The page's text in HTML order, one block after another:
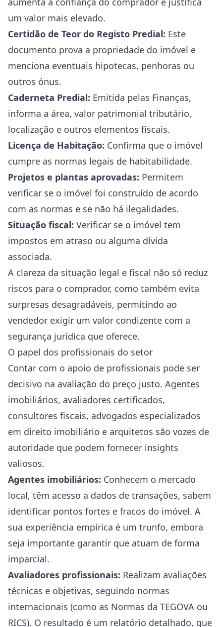
um valor mais elevado.
Certidão de Teor do Registo Predial: Este
documento prova a propriedade do imóvel e
menciona eventuais hipotecas, penhoras ou
outros ónus.
Caderneta Predial: Emitida pelas Finanças,
informa a área, valor patrimonial tributário,
localização e outros elementos fiscais.
Licença de Habitação: Confirma que o imóvel
cumpre as normas legais de habitabilidade.
Projetos e plantas aprovadas: Permitem
verificar se o imóvel foi construído de acordo
com as normas e se não há ilegalidades.
Situação fiscal: Verificar se o imóvel tem
impostos em atraso ou alguma dívida
associada.
A clareza da situação legal e fiscal não só reduz
riscos para o comprador, como também evita
surpresas desagradáveis, permitindo ao
vendedor exigir um valor condizente com a
segurança jurídica que oferece.
O papel dos profissionais do setor
Contar com o apoio de profissionais pode ser
decisivo na avaliação do preço justo. Agentes
imobiliários, avaliadores certificados,
consultores fiscais, advogados especializados
em direito imobiliário e arquitetos são vozes de
autoridade que podem fornecer insights
valiosos.
Agentes imobiliários: Conhecem o mercado
local, têm acesso a dados de transações, sabem
identificar pontos fortes e fracos do imóvel. A
sua experiência empírica é um trunfo, embora
seja importante garantir que atuam de forma
imparcial.
Avaliadores profissionais: Realizam avaliações
técnicas e objetivas, seguindo normas
internacionais (como as Normas da TEGOVA ou
RICS). O resultado é um relatório detalhado, que